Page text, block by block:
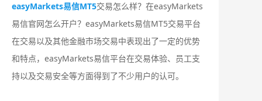
easyMarkets易信MT5交易怎么样？在easyMarkets
易信官网怎么开户？easyMarkets易信MT5交易平台
在交易以及其他金融市场交易中表现出了一定的优势
和特点，easyMarkets易信平台在交易体验、员工支
持以及交易安全等方面得到了不少用户的认可。